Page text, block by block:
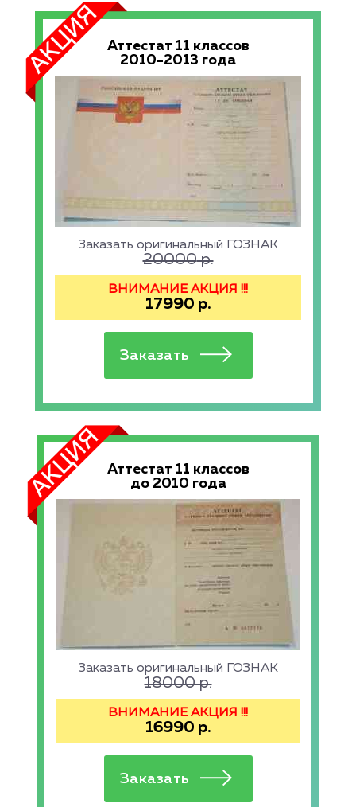
Аттестат 11 классов
2010-2013 года
Заказать оригинальный ГОЗНАК
20000р.
ВНИМАНИЕ АКЦИЯ !!!
17990 р.
Аттестат 11 классов
до 2010 года
Заказать оригинальный ГОЗНАК
18000р.
ВНИМАНИЕ АКЦИЯ !!!
16990 р.